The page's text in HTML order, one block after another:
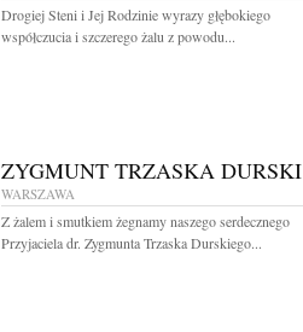
Drogiej Steni i Jej Rodzinie wyrazy głębokiego
współczucia i szczerego żalu z powodu...
ZYGMUNT TRZASKA DURSKI
WARSZAWA
Z żalem i smutkiem żegnamy naszego serdecznego
Przyjaciela dr. Zygmunta Trzaska Durskiego...